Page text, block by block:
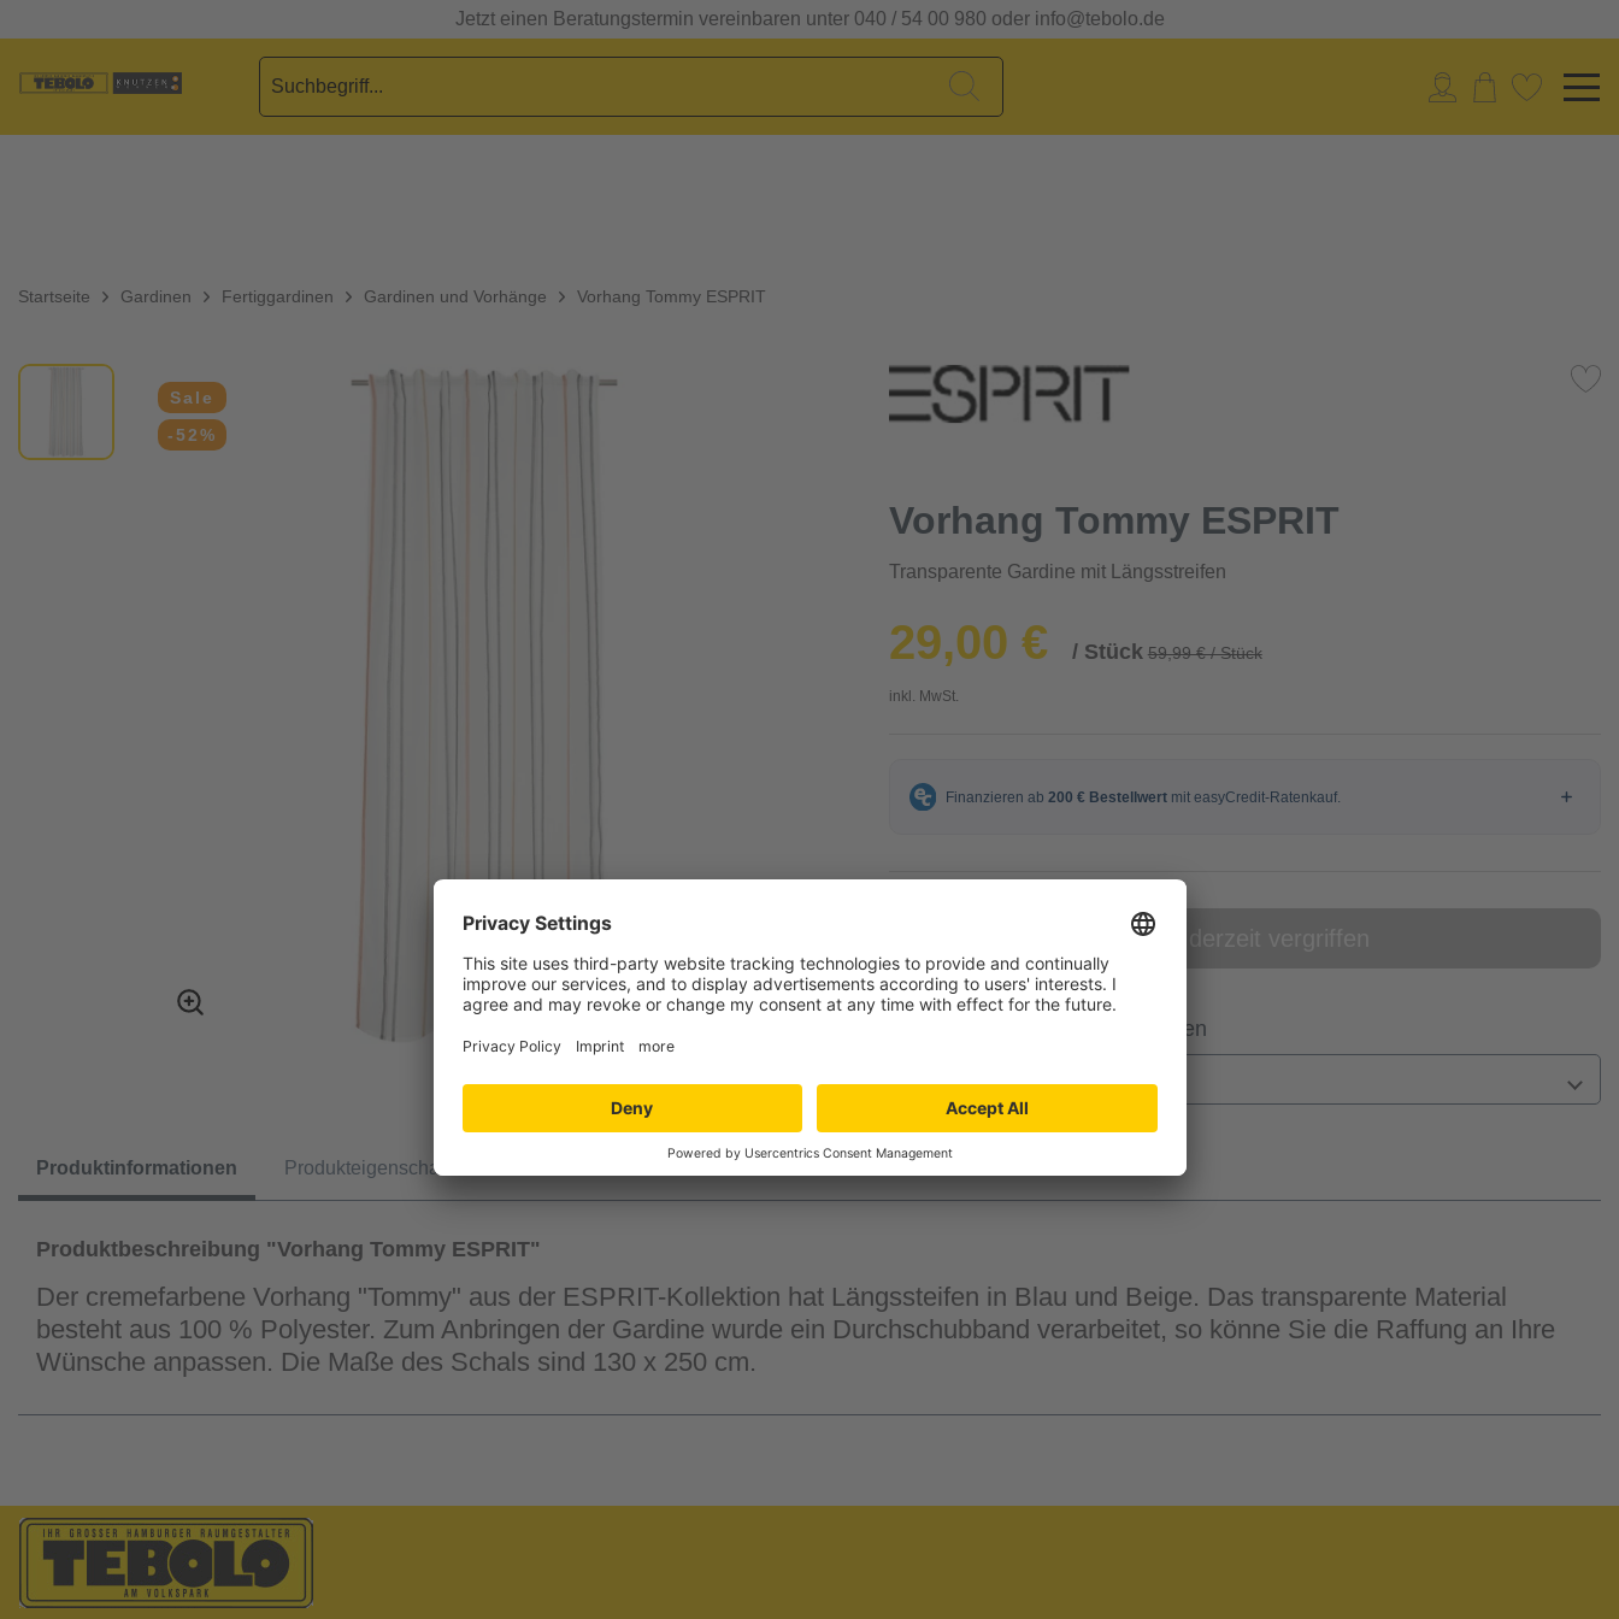
Jetzt einen Beratungstermin vereinbaren unter 040 / 54 00 980 oder info@tebolo.de
Startseite Gardinen Fertiggardinen Gardinen und Vorhänge Vorhang Tommy ESPRIT
Sale
-52%
Vorhang Tommy ESPRIT
Transparente Gardine mit Längsstreifen
29,00 € / Stück 59,99 € / Stück
inkl. MwSt.
online derzeit vergriffen
Verfügbarkeit in der Filiale prüfen
Produktinformationen Produkteigenschaften
Produktbeschreibung "Vorhang Tommy ESPRIT"
Der cremefarbene Vorhang "Tommy" aus der ESPRIT-Kollektion hat Längssteifen in Blau und Beige. Das transparente Material
besteht aus 100 % Polyester. Zum Anbringen der Gardine wurde ein Durchschubband verarbeitet, so könne Sie die Raffung an Ihre
Wünsche anpassen. Die Maße des Schals sind 130 x 250 cm.